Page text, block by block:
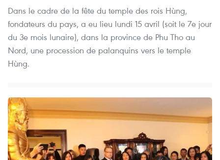
Dans le cadre de la fête du temple des rois Hùng,
fondateurs du pays, a eu lieu lundi 15 avril (soit le 7e jour
du 3e mois lunaire), dans la province de Phu Tho au
Nord, une procession de palanquins vers le temple
Hùng.